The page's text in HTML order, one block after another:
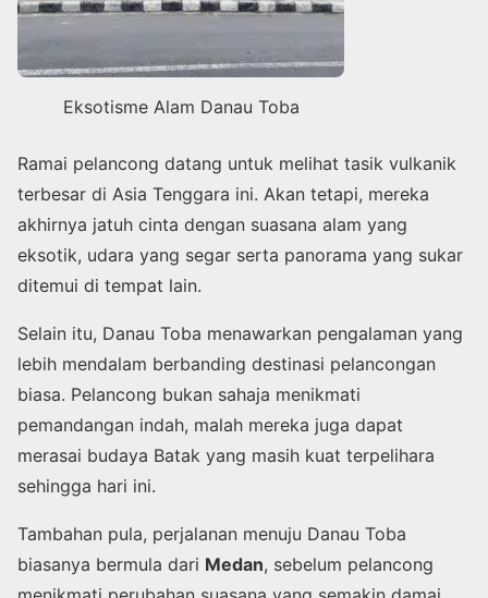
Eksotisme Alam Danau Toba
Ramai pelancong datang untuk melihat tasik vulkanik
terbesar di Asia Tenggara ini. Akan tetapi, mereka
akhirnya jatuh cinta dengan suasana alam yang
eksotik, udara yang segar serta panorama yang sukar
ditemui di tempat lain.
Selain itu, Danau Toba menawarkan pengalaman yang
lebih mendalam berbanding destinasi pelancongan
biasa. Pelancong bukan sahaja menikmati
pemandangan indah, malah mereka juga dapat
merasai budaya Batak yang masih kuat terpelihara
sehingga hari ini.
Tambahan pula, perjalanan menuju Danau Toba
biasanya bermula dari Medan, sebelum pelancong